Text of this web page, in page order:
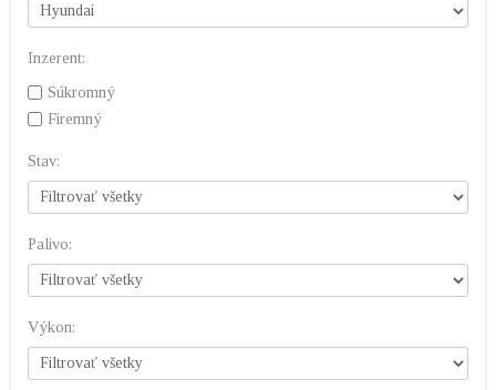
Inzerent:
Súkromný
Firemný
Stav:
Palivo:
Výkon: